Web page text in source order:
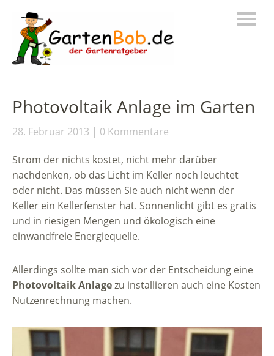
Photovoltaik Anlage im Garten
28. Februar 2013 0 Kommentare
Strom der nichts kostet, nicht mehr darüber
nachdenken, ob das Licht im Keller noch leuchtet
oder nicht. Das müssen Sie auch nicht wenn der
Keller ein Kellerfenster hat. Sonnenlicht gibt es gratis
und in riesigen Mengen und ökologisch eine
einwandfreie Energiequelle.
Allerdings sollte man sich vor der Entscheidung eine
Photovoltaik Anlagezu installieren auch eine Kosten
Nutzenrechnung machen.